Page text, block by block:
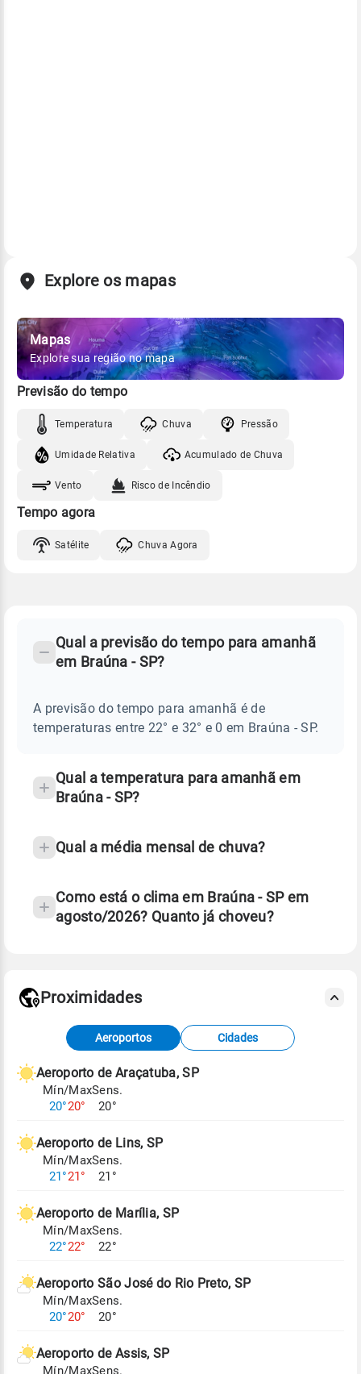
Explore os mapas
Mapas
Explore sua região no mapa
Previsão do tempo
Temperatura Chuva Pressão
Umidade Relativa Acumulado de Chuva
Vento Risco de Incêndio
Tempo agora
Satélite Chuva Agora
BRAÚNA
Perguntas
sobre
chuva
temperatura
Qual a previsão do tempo para amanhã
em Braúna - SP?
A previsão do tempo para amanhã é de
temperaturas entre 22° e 32° e 0 em Braúna - SP.
Qual a temperatura para amanhã em
Braúna - SP?
Qual a média mensal de chuva?
Como está o clima em Braúna - SP em
agosto/2026? Quanto já choveu?
Fonte: dados combinados de estações
meteorológicas e satélite do Centro de Previsão
de Tempo e Estudos Climáticos (CPTEC).
Para obter mais informações sobre os dados
Proximidades
Aeroportos Cidades
Aeroporto de Araçatuba, SP
Mín/Max
20°20°
Sens.
20°
Aeroporto de Lins, SP
Mín/Max
21°21°
Sens.
21°
Aeroporto de Marília, SP
Mín/Max
22°22°
Sens.
22°
Aeroporto São José do Rio Preto, SP
Mín/Max
20°20°
Sens.
20°
Aeroporto de Assis, SP